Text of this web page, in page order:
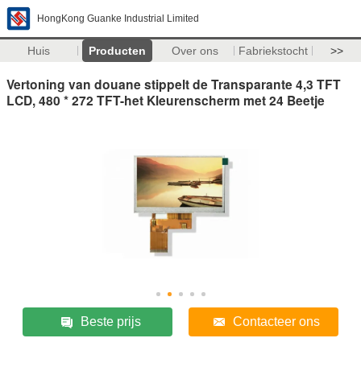
HongKong Guanke Industrial Limited
Huis Producten Over ons Fabriekstocht >>
Vertoning van douane stippelt de Transparante 4,3 TFT
LCD, 480 * 272 TFT-het Kleurenscherm met 24 Beetje
Beste prijs Contacteer ons